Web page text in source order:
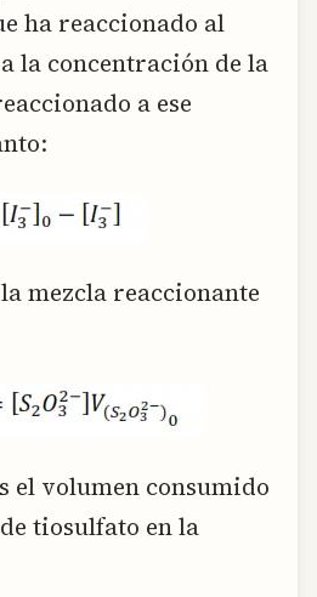
ha reaccionado al
la concentración de la
a ese
mezcla reaccionante
el volumen consumido
tiosulfato en la